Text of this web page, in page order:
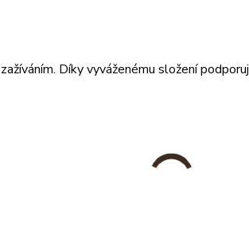
Díky vyváženému složení